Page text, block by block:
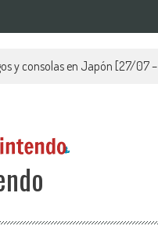
y consolas en Japón [27/07